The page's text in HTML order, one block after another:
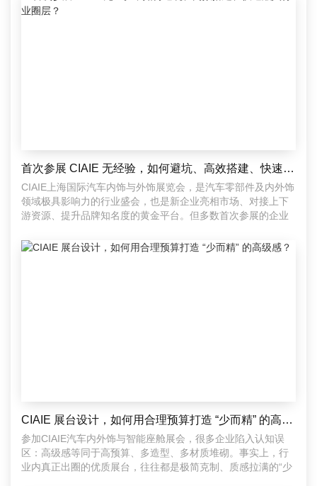
首次参展 CIAIE 无经验，如何避坑、高效搭建、快速融入行业圈层？
CIAIE上海国际汽车内饰与外饰展览会，是汽车零部件及内外饰
领域极具影响力的行业盛会，也是新企业亮相市场、对接上下
游资源、提升品牌知名度的黄金平台。但多数首次参展的企业
CIAIE 展台设计，如何用合理预算打造 “少而精” 的高级感？
参加CIAIE汽车内外饰与智能座舱展会，很多企业陷入认知误
区：高级感等同于高预算、多造型、多材质堆砌。事实上，行
业内真正出圈的优质展台，往往都是极简克制、质感拉满的“少